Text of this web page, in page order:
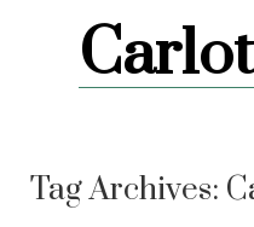
Tag Archives: